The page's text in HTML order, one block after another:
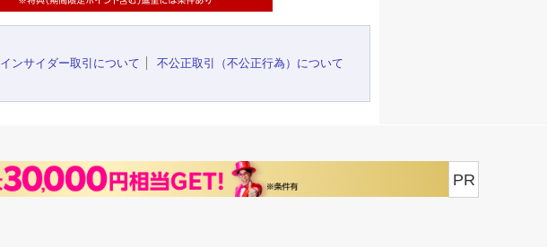
インサイダー取引について
不公正取引（不公正行為）について
PR